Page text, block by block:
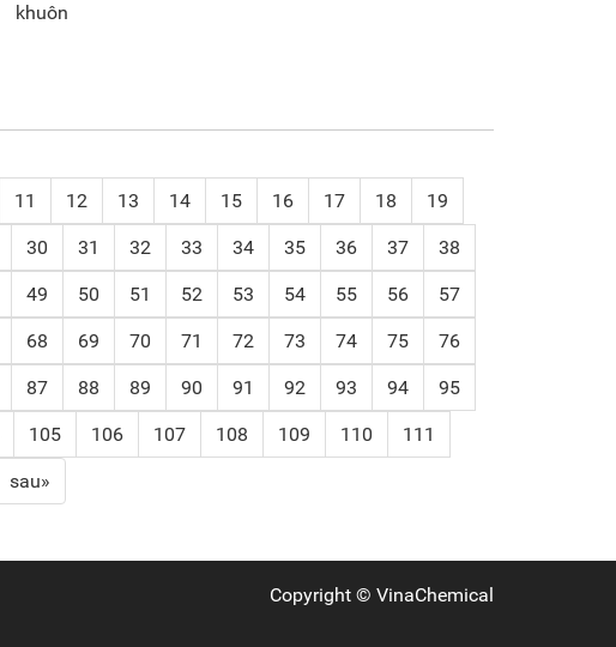
khuôn
11 12 13 14 15 16 17 18 19
30 31 32 33 34 35 36 37 38
49 50 51 52 53 54 55 56 57
68 69 70 71 72 73 74 75 76
87 88 89 90 91 92 93 94
95
105 106 107 108 109 110 111
sau»
Copyright © VinaChemical